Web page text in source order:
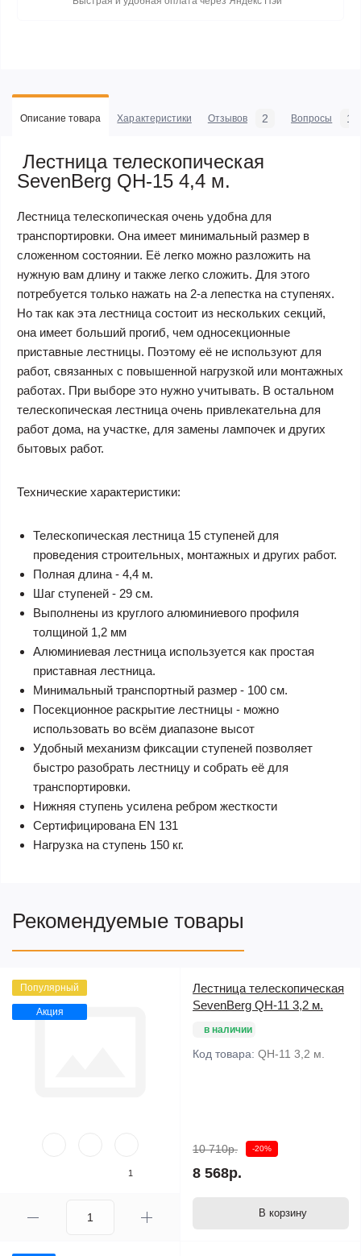
Описание товара Характеристики Отзывов 2 Вопросы 1
Лестница телескопическая
SevenBerg QH-15 4,4 м.
Лестница телескопическая очень удобна для
транспортировки. Она имеет минимальный размер в
сложенном состоянии. Её легко можно разложить на
нужную вам длину и также легко сложить. Для этого
потребуется только нажать на 2-а лепестка на ступенях.
Но так как эта лестница состоит из нескольких секций,
она имеет больший прогиб, чем односекционные
приставные лестницы. Поэтому её не используют для
работ, связанных с повышенной нагрузкой или монтажных
работах. При выборе это нужно учитывать. В остальном
телескопическая лестница очень привлекательна для
работ дома, на участке, для замены лампочек и других
бытовых работ.
Технические характеристики:
Телескопическая лестница 15 ступеней для
проведения строительных, монтажных и других работ.
Полная длина - 4,4 м.
Шаг ступеней - 29 см.
Выполнены из круглого алюминиевого профиля
толщиной 1,2 мм
Алюминиевая лестница используется как простая
приставная лестница.
Минимальный транспортный размер - 100 см.
Посекционное раскрытие лестницы - можно
использовать во всём диапазоне высот
Удобный механизм фиксации ступеней позволяет
быстро разобрать лестницу и собрать её для
транспортировки.
Нижняя ступень усилена ребром жесткости
Сертифицирована EN 131
Нагрузка на ступень 150 кг.
Рекомендуемые товары
Популярный
Акция
1
Лестница телескопическая
SevenBerg QH-11 3,2 м.
в наличии
Код товара: QH-11 3,2 м.
10 710р. -20%
8 568р.
В корзину